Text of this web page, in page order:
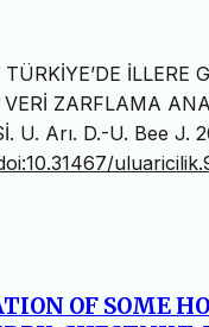
İLLERE
ZARFLAMA
U. Arı. D.-U. Bee J.
OF SOME